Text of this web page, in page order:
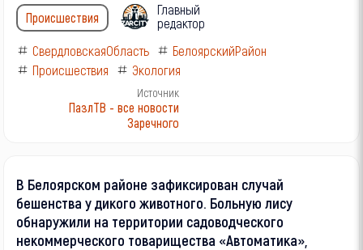
Происшествия
Главный
редактор
СвердловскаяОбласть
БелоярскийРайон
Происшествия
Экология
Источник
ПазлТВ - все новости
Заречного
В Белоярском районе зафиксирован случай
бешенства у дикого животного. Больную лису
обнаружили на территории садоводческого
некоммерческого товарищества «Автоматика»,